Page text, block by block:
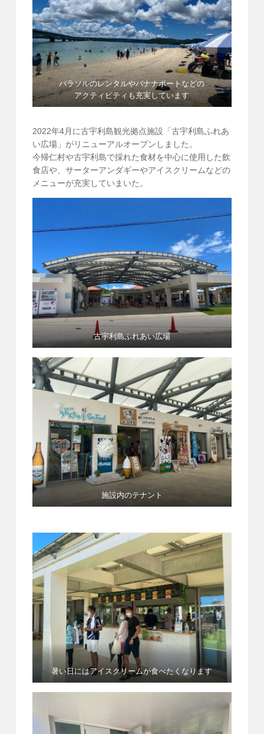
パラソルのレンタルやバナナボートなどの
アクティビティも充実しています
2022年4月に古宇利島観光拠点施設「古宇利島ふれあ
い広場」がリニューアルオープンしました。
今帰仁村や古宇利島で採れた食材を中心に使用した飲
食店や、サーターアンダギーやアイスクリームなどの
メニューが充実していまいた。
古宇利島ふれあい広場
施設内のテナント
暑い日にはアイスクリームが食べたくなります